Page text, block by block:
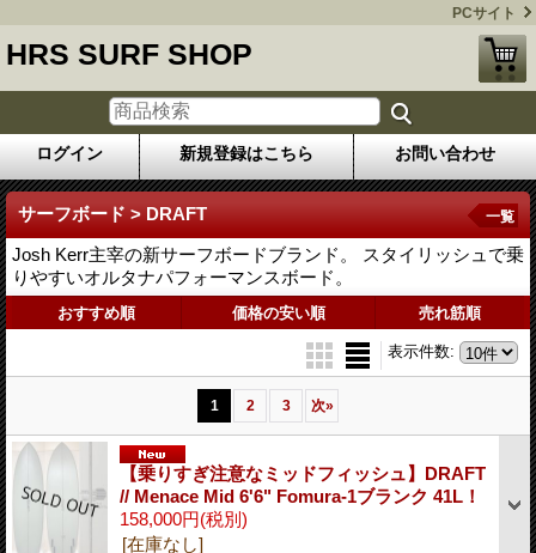
PCサイト
HRS SURF SHOP
ログイン 新規登録はこちら お問い合わせ
サーフボード > DRAFT
Josh Kerr主宰の新サーフボードブランド。 スタイリッシュで乗
りやすいオルタナパフォーマンスボード。
一覧
おすすめ順 価格の安い順 売れ筋順
表示件数:
1 2 3 次»
【乗りすぎ注意なミッドフィッシュ】DRAFT
// Menace Mid 6'6" Fomura-1ブランク 41L！
158,000円(税別)
[在庫なし]